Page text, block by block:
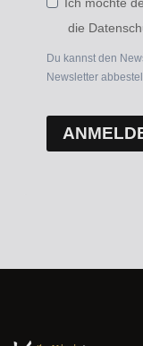
die
Du kannst den
Newsletter